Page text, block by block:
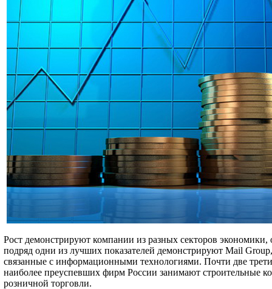
Рост демонстрируют компании из разных секторов экономики,
подряд одни из лучших показателей демонстрируют Mail
связанные с информационными технологиями. Почти две
наиболее преуспевших фирм России занимают строительные
розничной торговли.